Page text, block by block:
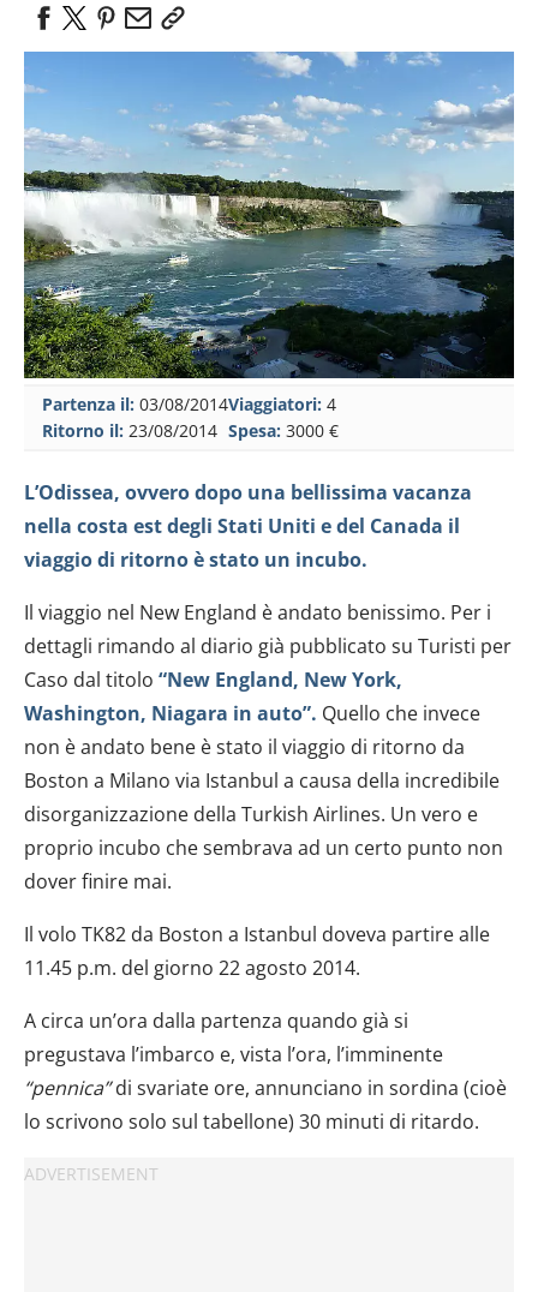
Partenza il: 03/08/2014
Ritorno il: 23/08/2014
Viaggiatori: 4
Spesa: 3000 €
L’Odissea, ovvero dopo una bellissima vacanza
nella costa est degli Stati Uniti e del Canada il
viaggio di ritorno è stato un incubo.
Il viaggio nel New England è andato benissimo. Per i
dettagli rimando al diario già pubblicato su Turisti per
Caso dal titolo “New England, New York,
Washington, Niagara in auto”. Quello che invece
non è andato bene è stato il viaggio di ritorno da
Boston a Milano via Istanbul a causa della incredibile
disorganizzazione della Turkish Airlines. Un vero e
proprio incubo che sembrava ad un certo punto non
dover finire mai.
Il volo TK82 da Boston a Istanbul doveva partire alle
11.45 p.m. del giorno 22 agosto 2014.
A circa un’ora dalla partenza quando già si
pregustava l’imbarco e, vista l’ora, l’imminente
“pennica”di svariate ore, annunciano in sordina (cioè
lo scrivono solo sul tabellone) 30 minuti di ritardo.